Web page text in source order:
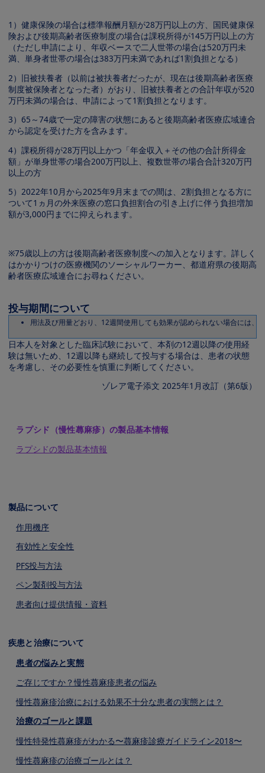
1）健康保険の場合は標準報酬月額が28万円以上の方、国民健康保
険および後期高齢者医療制度の場合は課税所得が145万円以上の方
（ただし申請により、年収ベースで二人世帯の場合は520万円未
満、単身者世帯の場合は383万円未満であれば1割負担となる）
2）旧被扶養者（以前は被扶養者だったが、現在は後期高齢者医療
制度被保険者となった者）がおり、旧被扶養者との合計年収が520
万円未満の場合は、申請によって1割負担となります。
3）65～74歳で一定の障害の状態にあると後期高齢者医療広域連合
から認定を受けた方を含みます。
4）課税所得が28万円以上かつ「年金収入＋その他の合計所得金
額」が単身世帯の場合200万円以上、複数世帯の場合合計320万円
以上の方
5）2022年10月から2025年9月末までの間は、2割負担となる方に
ついて1ヵ月の外来医療の窓口負担割合の引き上げに伴う負担増加
額が3,000円までに抑えられます。
※75歳以上の方は後期高齢者医療制度への加入となります。詳しく
はかかりつけの医療機関のソーシャルワーカー、都道府県の後期高
齢者医療広域連合にお尋ねください。
投与期間について
用法及び用量どおり、12週間使用しても効果が認められない場合には、
日本人を対象とした臨床試験において、本剤の12週以降の使用経
験は無いため、12週以降も継続して投与する場合は、患者の状態
を考慮し、その必要性を慎重に判断してください。
ゾレア電子添文 2025年1月改訂（第6版）
ラプシド（慢性蕁麻疹）の製品基本情報
ラプシドの製品基本情報
製品について
作用機序
有効性と安全性
PFS投与方法
ペン製剤投与方法
患者向け提供情報・資料
疾患と治療について
患者の悩みと実態
ご存じですか？慢性蕁⿇疹患者の悩み
慢性蕁⿇疹治療における効果不⼗分な患者の実態とは？
治療のゴールと課題
慢性特発性蕁⿇疹がわかる〜蕁⿇疹診療ガイドライン2018〜
慢性蕁⿇疹の治療ゴールとは？